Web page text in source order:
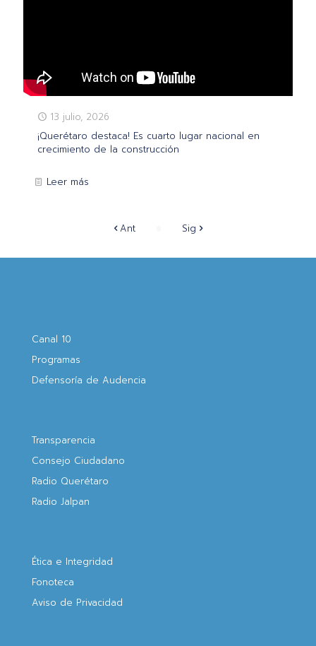
13 julio, 2026
¡Querétaro destaca! Es cuarto lugar nacional en
crecimiento de la construcción
Leer más
Ant Sig
Canal 10
Programas
Defensoría de Audencia
Transparencia
Consejo Ciudadano
Radio Querétaro
Radio Jalpan
Ética e Integridad
Fonoteca
Aviso de Privacidad